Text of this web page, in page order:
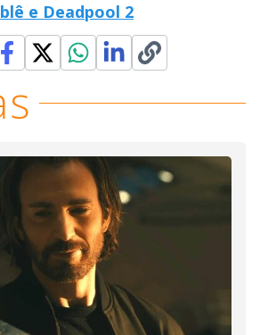
e Deadpool 2